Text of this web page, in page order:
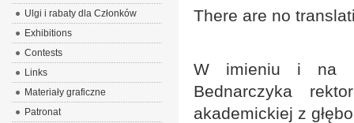
There are no
W imieniu i na
Bednarczyka
akademickiej z
Ulgi i rabaty dla Członków
Exhibitions
Contests
Links
Materiały graficzne
Patronat